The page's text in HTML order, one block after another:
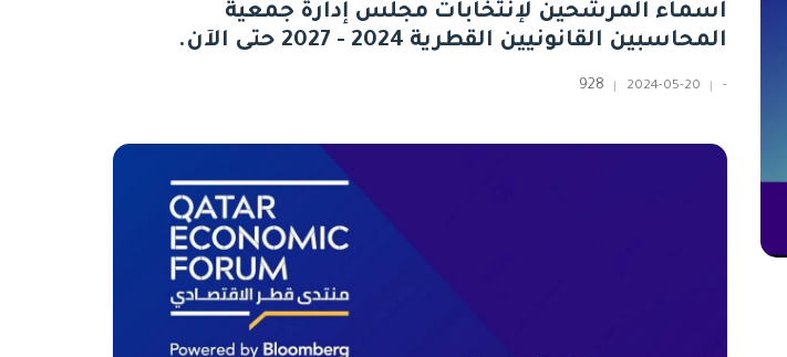
أسماء المرشحين لإنتخابات مجلس إدارة جمعية
المحاسبين القانونيين القطرية 2024 - 2027 حتى الآن.
-
2024-05-20
928